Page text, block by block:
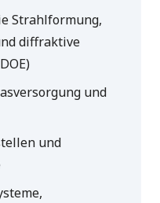
Strahlformung,
diffraktive
und
und